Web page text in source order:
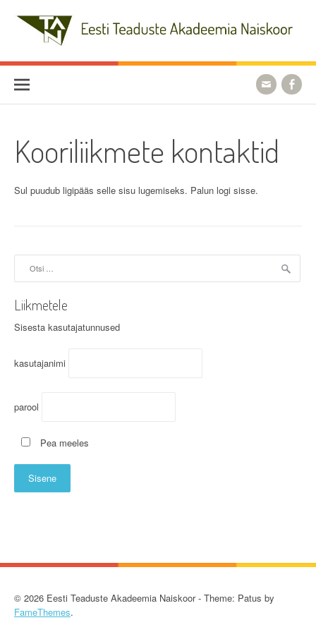
Eesti Teaduste Akadeemia
Naiskoor
Kooriliikmete kontaktid
Sul puudub ligipääs selle sisu lugemiseks. Palun logi sisse.
Liikmetele
Sisesta kasutajatunnused
kasutajanimi
parool
Pea meeles
© 2026 Eesti Teaduste Akadeemia Naiskoor - Theme: Patus by
FameThemes.